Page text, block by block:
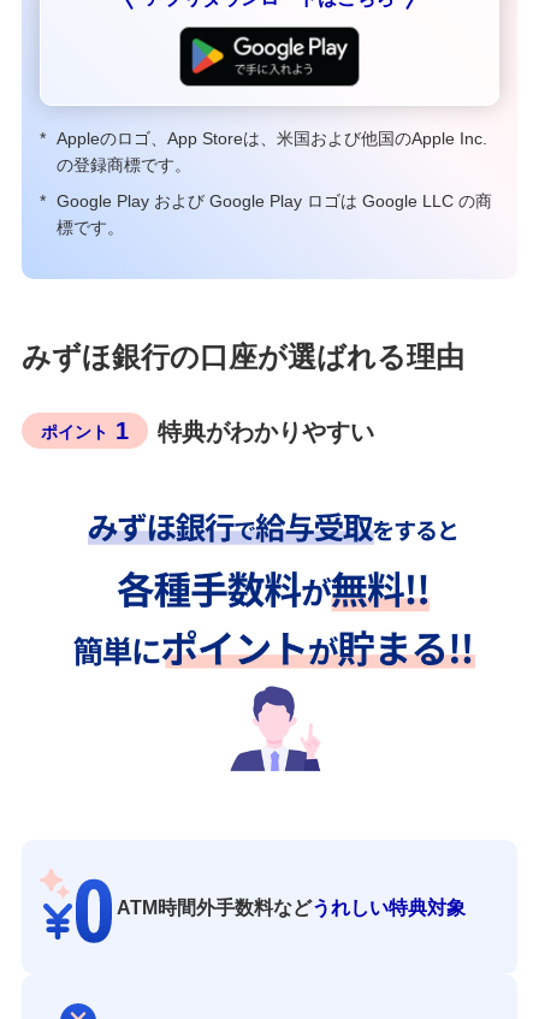
* Appleのロゴ、App Storeは、米国および他国のApple Inc.
の登録商標です。
* Google Play および Google Play ロゴは Google LLC の商
標です。
みずほ銀行の口座が選ばれる理由
ポイント 1 特典がわかりやすい
ATM時間外手数料などうれしい特典対象